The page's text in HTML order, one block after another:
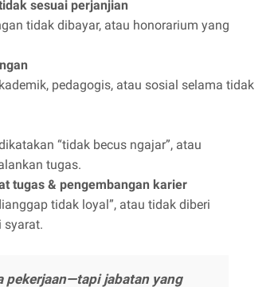
sesuai perjanjian
tidak dibayar, atau honorarium yang
pedagogis, atau sosial selama tidak
“tidak becus ngajar”, atau
tugas.
tugas & pengembangan karier
tidak loyal”, atau tidak diberi
syarat.
pekerjaan—tapi jabatan yang